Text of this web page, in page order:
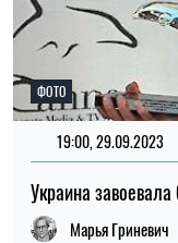
ФОТО
19:00, 29.09.2023
Украина
Марья Гриневич